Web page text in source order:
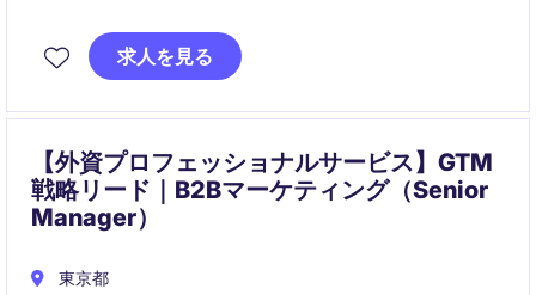
マーケティングに関する知識や経験が求められます。
求人を見る
【外資プロフェッショナルサービス】GTM
戦略リード｜B2Bマーケティング（Senior
Manager）
東京都